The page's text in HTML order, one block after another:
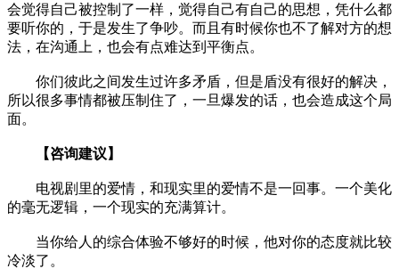
会觉得自己被控制了一样，觉得自己有自己的思想，凭什么都
要听你的，于是发生了争吵。而且有时候你也不了解对方的想
法，在沟通上，也会有点难达到平衡点。
你们彼此之间发生过许多矛盾，但是盾没有很好的解决，
所以很多事情都被压制住了，一旦爆发的话，也会造成这个局
面。
【咨询建议】
电视剧里的爱情，和现实里的爱情不是一回事。一个美化
的毫无逻辑，一个现实的充满算计。
当你给人的综合体验不够好的时候，他对你的态度就比较
冷淡了。